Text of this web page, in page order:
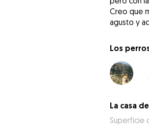
Creo que
agusto y
Los
La casa
Superficie